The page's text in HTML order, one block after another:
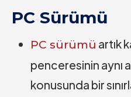
PC Sürümü
PC sürümü artık
penceresinin aynı
konusunda bir